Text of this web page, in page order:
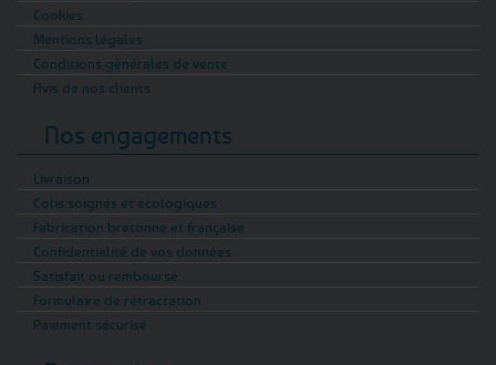
Cookies
Mentions légales
Conditions générales de vente
Avis de nos clients
Nos engagements
Livraison
Colis soignés et écologiques
Fabrication bretonne et française
Confidentialité de vos données
Satisfait ou remboursé
Formulaire de rétractation
Paiement sécurisé